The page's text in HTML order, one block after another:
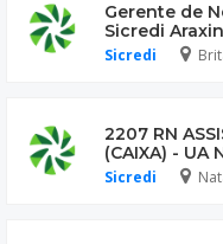
Gerente de
Sicredi
Sicredi
2207 RN
(CAIXA) - UA
Sicredi